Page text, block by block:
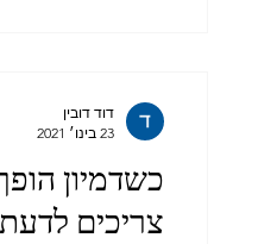
כשדמיון
צריכים לדעת
דוד דובין
23 בינו׳ 2021